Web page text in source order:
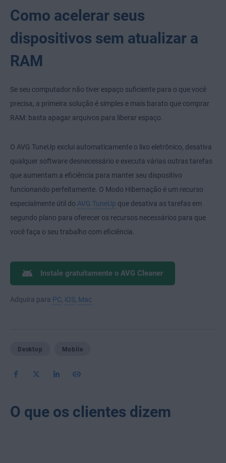
Como acelerar seus
dispositivos sem atualizar a
RAM
Se seu computador não tiver espaço suficiente para o que você
precisa, a primeira solução é simples e mais barato que comprar
RAM: basta apagar arquivos para liberar espaço.
O AVG TuneUp exclui automaticamente o lixo eletrônico, desativa
qualquer software desnecessário e executa várias outras tarefas
que aumentam a eficiência para manter seu dispositivo
funcionando perfeitamente. O Modo Hibernação é um recurso
especialmente útil do AVG TuneUp que desativa as tarefas em
segundo plano para oferecer os recursos necessários para que
você faça o seu trabalho com eficiência.
Instale gratuitamente o AVG Cleaner
Adquira para PC iOS Mac
Desktop Mobile
O que os clientes dizem